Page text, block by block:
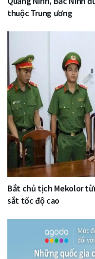
thuộc Trung ương
Bắt chủ tịch Mekolor
sắt tốc độ cao